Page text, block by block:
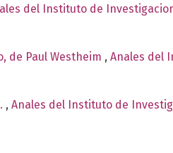
del Instituto de
de Paul Westheim , Anales del
, Anales del Instituto de